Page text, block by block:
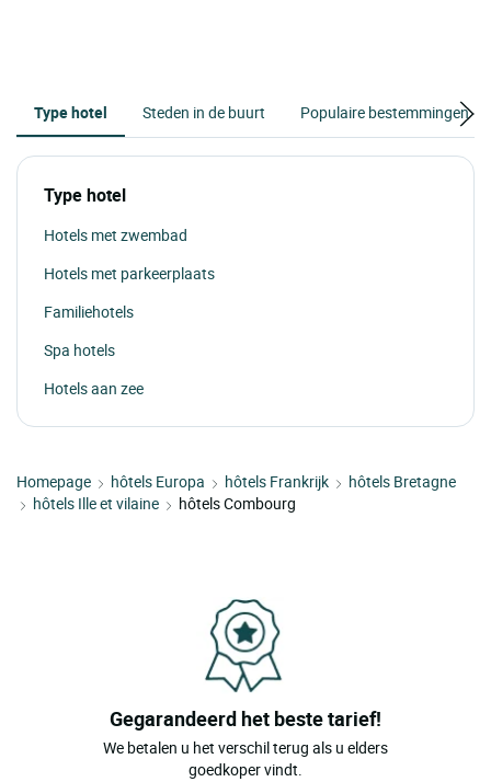
Type hotel Steden in de buurt Populaire bestemmingen
Type hotel
Hotels met zwembad
Hotels met parkeerplaats
Familiehotels
Spa hotels
Hotels aan zee
Homepage hôtels Europa hôtels Frankrijk
hôtels Bretagne
hôtels Ille et vilaine
hôtels Combourg
Gegarandeerd het beste tarief!
We betalen u het verschil terug als u elders
goedkoper vindt.